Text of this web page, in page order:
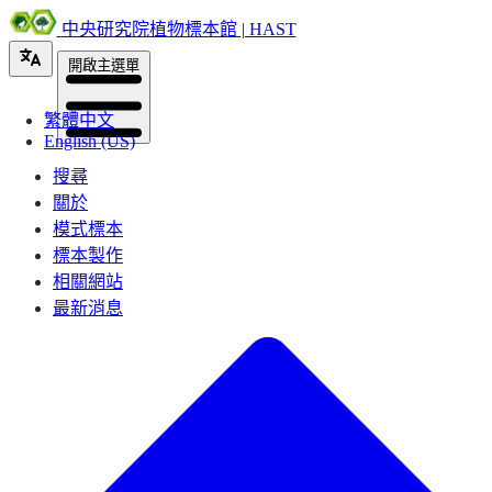
中央研究院植物標本館 | HAST
繁體中文
English (US)
開啟主選單
搜尋
關於
模式標本
標本製作
相關網站
最新消息